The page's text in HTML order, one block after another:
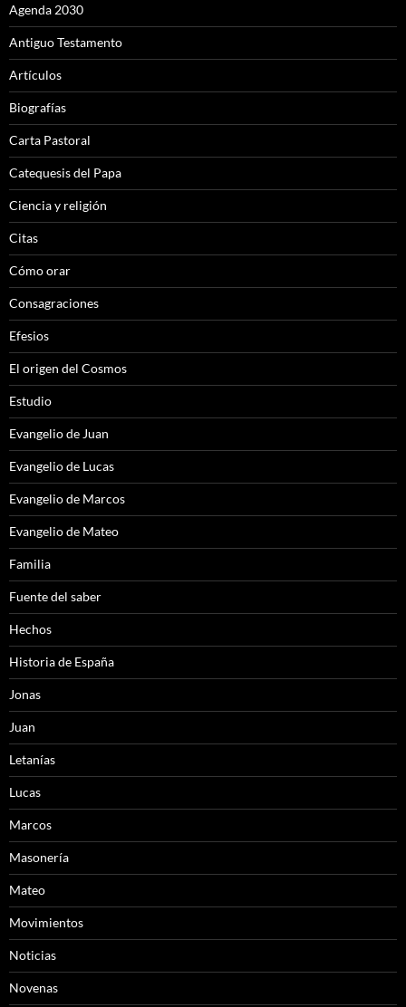
Agenda 2030
Antiguo Testamento
Artículos
Biografías
Carta Pastoral
Catequesis del Papa
Ciencia y religión
Citas
Cómo orar
Consagraciones
Efesios
El origen del Cosmos
Estudio
Evangelio de Juan
Evangelio de Lucas
Evangelio de Marcos
Evangelio de Mateo
Familia
Fuente del saber
Hechos
Historia de España
Jonas
Juan
Letanías
Lucas
Marcos
Masonería
Mateo
Movimientos
Noticias
Novenas